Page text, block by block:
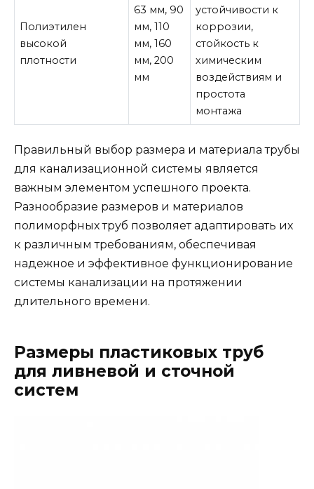
Полиэтилен
высокой
плотности
63 мм, 90
мм, 110
мм, 160
мм, 200
мм
устойчивости к
коррозии,
стойкость к
химическим
воздействиям и
простота
монтажа
Правильный выбор размера и материала трубы
для канализационной системы является
важным элементом успешного проекта.
Разнообразие размеров и материалов
полиморфных труб позволяет адаптировать их
к различным требованиям, обеспечивая
надежное и эффективное функционирование
системы канализации на протяжении
длительного времени.
Размеры пластиковых труб
для ливневой и сточной
систем